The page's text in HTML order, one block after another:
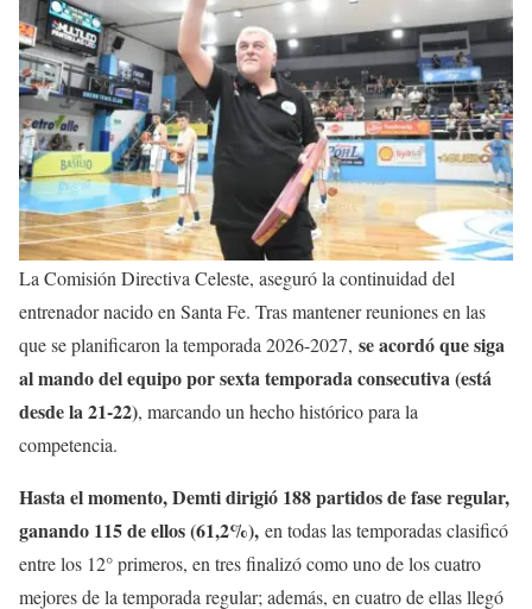
La Comisión Directiva Celeste, aseguró la continuidad del
entrenador nacido en Santa Fe. Tras mantener reuniones en las
que se planificaron la temporada 2026-2027, se acordó que siga
al mando del equipo por sexta temporada consecutiva (está
desde la 21-22), marcando un hecho histórico para la
competencia.
Hasta el momento, Demti dirigió 188 partidos de fase regular,
ganando 115 de ellos (61,2%), en todas las temporadas clasificó
entre los 12° primeros, en tres finalizó como uno de los cuatro
mejores de la temporada regular; además, en cuatro de ellas llegó